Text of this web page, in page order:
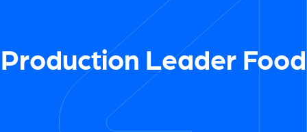
Production Leader Food